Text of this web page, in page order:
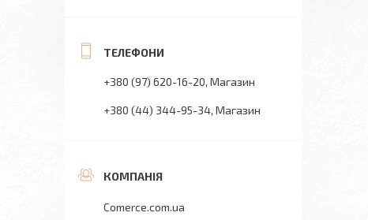
+380 (97) 620-16-20 Магазин
+380 (44) 344-95-34 Магазин
Comerce.com.ua